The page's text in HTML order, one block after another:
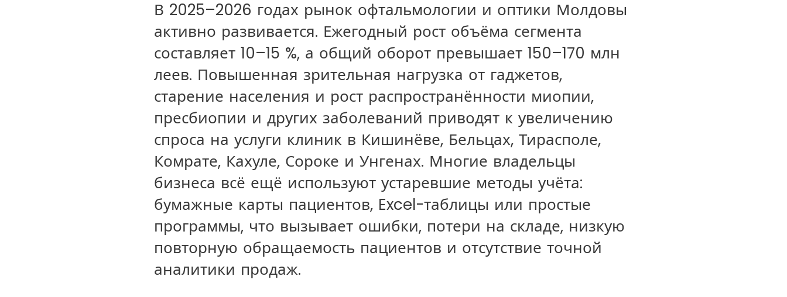
В 2025–2026 годах рынок офтальмологии и оптики Молдовы
активно развивается. Ежегодный рост объёма сегмента
составляет 10–15 %, а общий оборот превышает 150–170 млн
леев. Повышенная зрительная нагрузка от гаджетов,
старение населения и рост распространённости миопии,
пресбиопии и других заболеваний приводят к увеличению
спроса на услуги клиник в Кишинёве, Бельцах, Тирасполе,
Комрате, Кахуле, Сороке и Унгенах. Многие владельцы
бизнеса всё ещё используют устаревшие методы учёта:
бумажные карты пациентов, Excel-таблицы или простые
программы, что вызывает ошибки, потери на складе, низкую
повторную обращаемость пациентов и отсутствие точной
аналитики продаж.